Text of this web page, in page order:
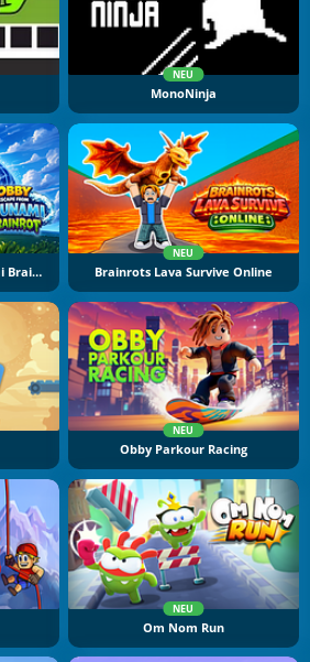
NEU
MonoNinja
Obby Escape From Tsunami Brainrot
NEU
Brainrots Lava Survive Online
NEU
Obby Parkour Racing
NEU
Om Nom Run